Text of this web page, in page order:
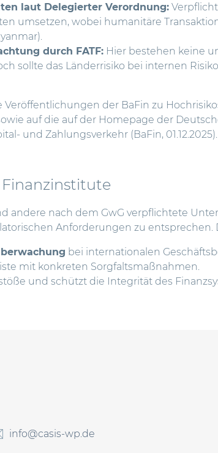
laut Delegierter Verordnung:
umsetzen, wobei humanitäre
durch FATF: Hier bestehen keine
sollte das Länderrisiko bei internen
der BaFin zu
auf die auf der Homepage der
und Zahlungsverkehr (BaFin, 01.12.2025).
Finanzinstitute
andere nach dem GwG verpflichtete
Anforderungen zu entsprechen.
bei internationalen
mit konkreten Sorgfaltsmaßnahmen.
und schützt die Integrität des
info@casis-wp.de